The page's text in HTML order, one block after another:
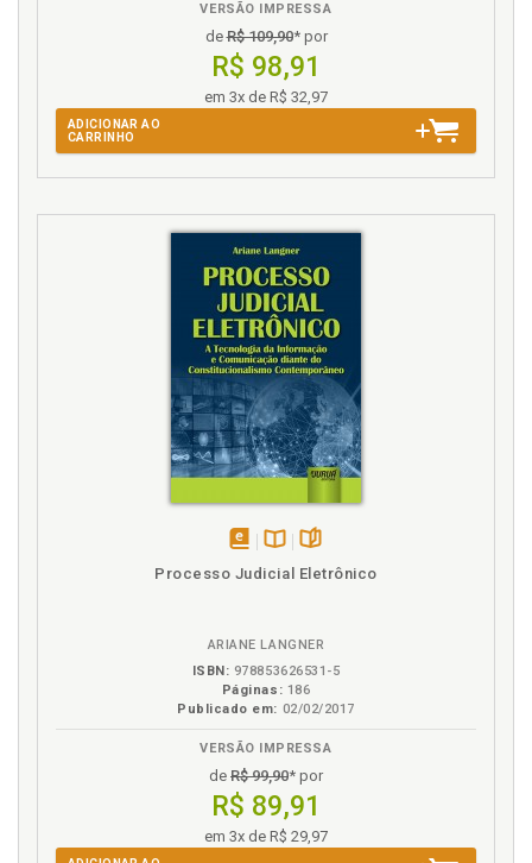
VERSÃO IMPRESSA
deR$ 109,90* por
R$ 98,91
em 3x de R$ 32,97
ADICIONAR AO
CARRINHO
Processo Judicial Eletrônico
ARIANE LANGNER
ISBN: 978853626531-5
Páginas: 186
Publicado em: 02/02/2017
VERSÃO IMPRESSA
de R$ 99,90* por
R$ 89,91
em 3x de R$ 29,97